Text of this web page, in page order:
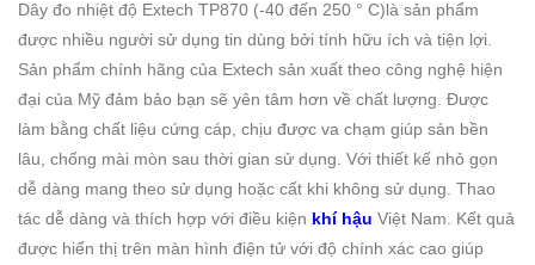
Dây đo nhiệt độ Extech TP870 (-40 đến 250 ° C)là sản phẩm
được nhiều người sử dụng tin dùng bởi tính hữu ích và tiện lợi.
Sản phẩm chính hãng của Extech sản xuất theo công nghệ hiện
đại của Mỹ đảm bảo bạn sẽ yên tâm hơn về chất lượng. Được
làm bằng chất liệu cứng cáp, chịu được va chạm giúp sản bền
lâu, chống mài mòn sau thời gian sử dụng. Với thiết kế nhỏ gọn
dễ dàng mang theo sử dụng hoặc cất khi không sử dụng. Thao
tác dễ dàng và thích hợp với điều kiện khí hậu Việt Nam. Kết quả
được hiển thị trên màn hình điện tử với độ chính xác cao giúp